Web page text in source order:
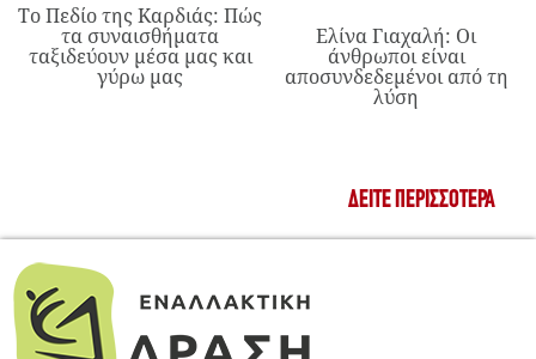
Το Πεδίο της Καρδιάς: Πώς
τα συναισθήματα
ταξιδεύουν μέσα μας και
γύρω μας
Ελίνα Γιαχαλή: Οι
άνθρωποι είναι
αποσυνδεδεμένοι από τη
λύση
ΔΕΊΤΕ ΠΕΡΙΣΣΌΤΕΡΑ